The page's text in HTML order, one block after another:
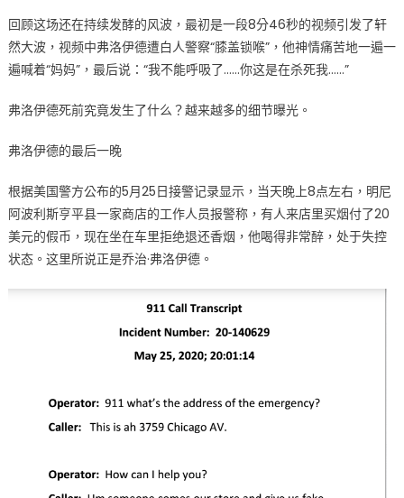
洛
伊
德
前
光〉
中
回顾这场还在持续发酵的风波，最初是一段8分46秒的视频引发了轩
然大波，视频中弗洛伊德遭白人警察“膝盖锁喉”，他神情痛苦地一遍一
遍喊着“妈妈”，最后说：“我不能呼吸了……你这是在杀死我……”
弗洛伊德死前究竟发生了什么？越来越多的细节曝光。
弗洛伊德的最后一晚
根据美国警方公布的5月25日接警记录显示，当天晚上8点左右，明尼
阿波利斯亨平县一家商店的工作人员报警称，有人来店里买烟付了20
美元的假币，现在坐在车里拒绝退还香烟，他喝得非常醉，处于失控
状态。这里所说正是乔治·弗洛伊德。